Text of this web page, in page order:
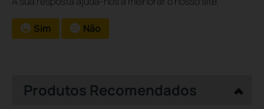
Sim Não
Produtos Recomendados